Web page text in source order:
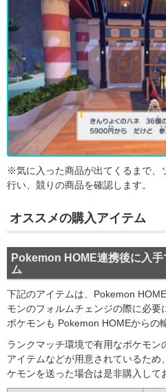
※気に入った商品が出てくるまで、
行い、競りの商品を確認します。
オススメの購入アイテム
Pokemon HOME連携後に入
ム
下記のアイテムは、Pokemon
モンのフォルムチェンジの際に必
ポケモンも Pokemon HOMEからの
ランクマッチ環境で有用なポケモン
アイテムなどが用意されているた
ケモンを送った場合は是非購入して